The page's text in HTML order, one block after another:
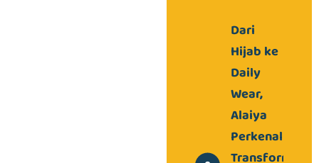
Dari
Hijab ke
Daily
Wear,
Alaiya
Perkenalkan
Transformasi